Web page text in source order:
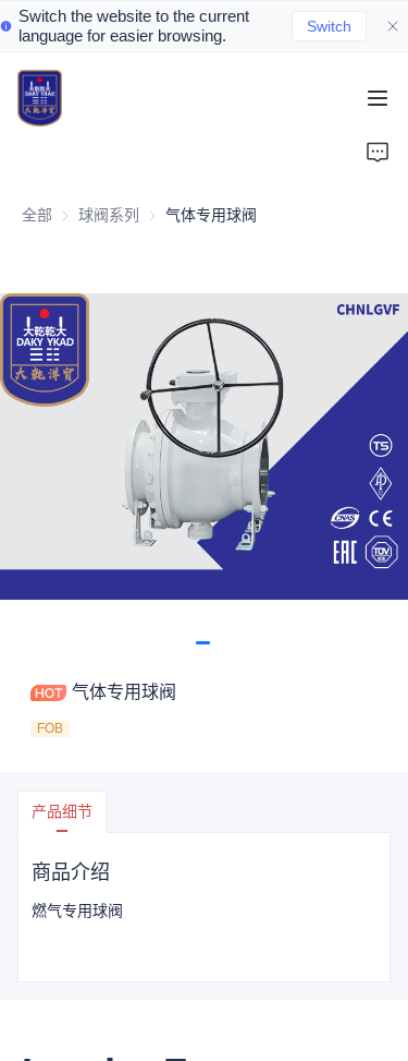
Switch the website to the current
language for easier browsing.
Switch
全部 球阀系列 球阀系列
气体专用球阀
气体专用球阀
FOB
产品细节
商品介绍
燃气专用球阀
Home
Valve Products
Valve News
Contact Us